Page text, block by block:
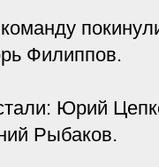
Филиппов.
Юрий
Рыбаков.